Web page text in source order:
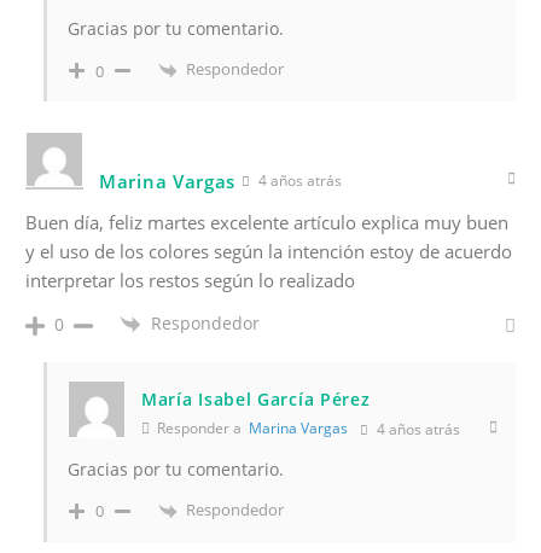
Gracias por tu comentario.
0 Respondedor
Marina Vargas 4 años atrás
Buen día, feliz martes excelente artículo explica muy buen
y el uso de los colores según la intención estoy de acuerdo
interpretar los restos según lo realizado
0 Respondedor
María Isabel García Pérez
Responder a Marina Vargas 4 años atrás
Gracias por tu comentario.
0 Respondedor